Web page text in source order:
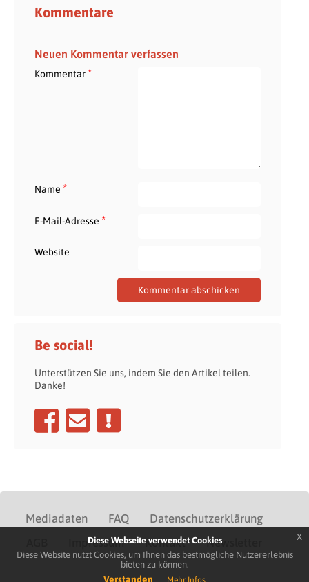
Kommentare
Neuen Kommentar verfassen
Kommentar*
Name *
E-Mail-Adresse *
Website
Be social!
Unterstützen Sie uns, indem Sie den Artikel teilen.
Danke!
Mediadaten FAQ
Datenschutzerklärung
Impressum Kontakt Newsletter
Diese Webseite verwendet Cookies
Diese Website nutzt Cookies, um Ihnen das bestmögliche Nutzererlebnis
bieten zu können.
Verstanden Mehr Infos
x